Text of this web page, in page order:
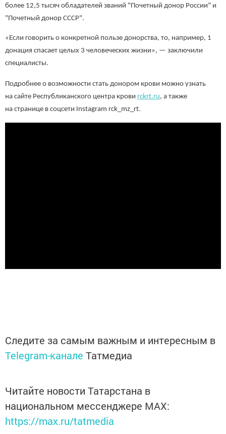
более 12,5 тысяч обладателей званий "Почетный донор России" и
"Почетный донор СССР".
«Если говорить о конкретной пользе донорства, то, например, 1
донация спасает целых 3 человеческих жизни», — заключили
специалисты.
Подробнее о возможности стать донором крови можно узнать
на сайте Республиканского центра крови rckrt.ru, а также
на странице в соцсети Instagram rck_mz_rt.
Следите за самым важным и интересным в
Telegram-канале Татмедиа
Читайте новости Татарстана в
национальном мессенджере MАХ:
https://max.ru/tatmedia